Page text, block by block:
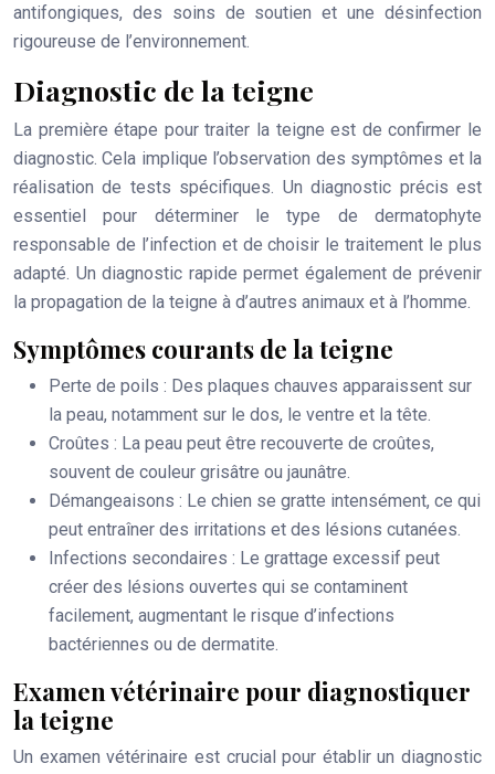
antifongiques, des soins de soutien et une désinfection
rigoureuse de l’environnement.
Diagnostic de la teigne
La première étape pour traiter la teigne est de confirmer le
diagnostic. Cela implique l’observation des symptômes et la
réalisation de tests spécifiques. Un diagnostic précis est
essentiel pour déterminer le type de dermatophyte
responsable de l’infection et de choisir le traitement le plus
adapté. Un diagnostic rapide permet également de prévenir
la propagation de la teigne à d’autres animaux et à l’homme.
Symptômes courants de la teigne
Perte de poils : Des plaques chauves apparaissent sur
la peau, notamment sur le dos, le ventre et la tête.
Croûtes : La peau peut être recouverte de croûtes,
souvent de couleur grisâtre ou jaunâtre.
Démangeaisons : Le chien se gratte intensément, ce qui
peut entraîner des irritations et des lésions cutanées.
Infections secondaires : Le grattage excessif peut
créer des lésions ouvertes qui se contaminent
facilement, augmentant le risque d’infections
bactériennes ou de dermatite.
Examen vétérinaire pour diagnostiquer
la teigne
Un examen vétérinaire est crucial pour établir un diagnostic